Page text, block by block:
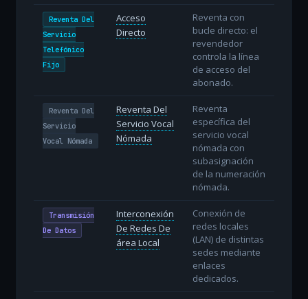
Reventa Del
Servicio
Telefónico
Fijo
Acceso
Directo
Reventa con
bucle directo: el
revendedor
controla la línea
de acceso del
abonado.
Reventa Del
Servicio
Vocal Nómada
Reventa Del
Servicio Vocal
Nómada
Reventa
específica del
servicio vocal
nómada con
subasignación
de la numeración
nómada.
Transmisión
De Datos
Interconexión
De Redes De
área Local
Conexión de
redes locales
(LAN) de distintas
sedes mediante
enlaces
dedicados.